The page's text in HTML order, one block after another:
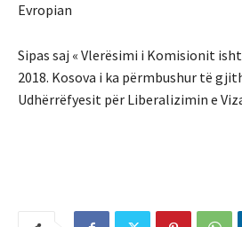
Evropian
Sipas saj « Vlerësimi i Komisionit
2018. Kosova i ka përmbushur të
Udhërrëfyesit për Liberalizimin e